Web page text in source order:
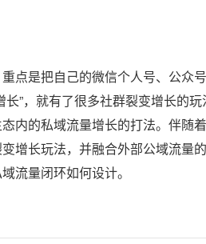
点是把自己的微信个人号、公众
”，就有了很多社群裂变增长的
内的私域流量增长的打法。伴随
增长玩法，并融合外部公域流量
流量闭环如何设计。